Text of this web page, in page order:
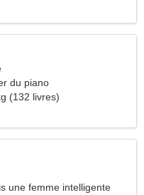
du piano
(132 livres)
une femme intelligente